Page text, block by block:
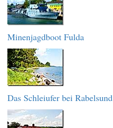
Minenjagdboot Fulda
Das Schleiufer bei Rabelsund